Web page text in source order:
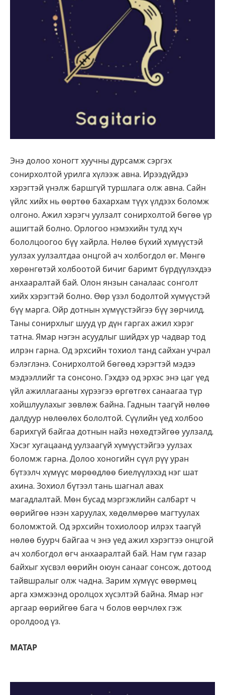
Энэ долоо хоногт хуучны дурсамж сэргэх
сонирхолтой урилга хүлээж авна. Ирээдүйдээ
хэрэгтэй үнэлж баршгүй туршлага олж авна. Сайн
үйлс хийх нь өөртөө бахархам түүх үлдээх боломж
олгоно. Ажил хэрэгч уулзалт сонирхолтой бөгөө үр
ашигтай болно. Орлогоо нэмэхийн тулд хүч
бололцоогоо бүү хайрла. Нөлөө бүхий хүмүүстэй
уулзах уулзалтдаа онцгой ач холбогдол өг. Мөнгө
хөрөнгөтэй холбоотой бичиг баримт бүрдүүлэхдээ
анхааралтай бай. Олон янзын саналаас сонголт
хийх хэрэгтэй болно. Өөр үзэл бодолтой хүмүүстэй
бүү марга. Ойр дотнын хүмүүстэйгээ бүү зөрчилд.
Таны сонирхлыг шууд үр дүн гаргах ажил хэрэг
татна. Ямар нэгэн асуудлыг шийдэх ур чадвар тод
илрэн гарна. Од эрхсийн тохиол танд сайхан учрал
бэлэглэнэ. Сонирхолтой бөгөөд хэрэгтэй мэдээ
мэдээллийг та сонсоно. Гэхдээ од эрхэс энэ цаг үед
үйл ажиллагааны хүрээгээ өргөтгөх санаагаа түр
хойшлуулахыг зөвлөж байна. Гаднын таагүй нөлөө
далдуур нөлөөлөх бололтой. Сүүлийн үед холбоо
барихгүй байгаа дотнын найз нөхөдтэйгөө уулзалд.
Хэсэг хугацаанд уулзаагүй хүмүүстэйгээ уулзах
боломж гарна. Долоо хоногийн сүүл рүү уран
бүтээлч хүмүүс мөрөөдлөө биелүүлэхэд нэг шат
ахина. Зохиол бүтээл тань шагнал авах
магадлалтай. Мөн бусад мэргэжлийн салбарт ч
өөрийгөө нээн харуулах, хөдөлмөрөө магтуулах
боломжтой. Од эрхсийн тохиолоор илрэх таагүй
нөлөө буурч байгаа ч энэ үед ажил хэрэгтээ онцгой
ач холбогдол өгч анхааралтай бай. Нам гүм газар
байхыг хүсвэл өөрийн оюун санааг сонсож, дотоод
тайвшралыг олж чадна. Зарим хүмүүс өвөрмөц
арга хэмжээнд оролцох хүсэлтэй байна. Ямар нэг
аргаар өөрийгөө бага ч болов өөрчлөх гэж
оролдоод үз.
МАТАР